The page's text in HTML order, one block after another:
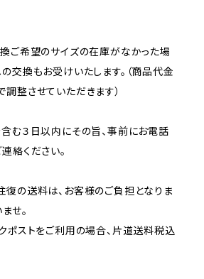
ご希望のサイズの在庫がなかった場
交換もお受けいたします。（商品代金
整させていただきます）
む３日以内にその旨、事前にお電話
絡ください。
の送料は、お客様のご負担となりま
せ。
ポストをご利用の場合、片道送料税込